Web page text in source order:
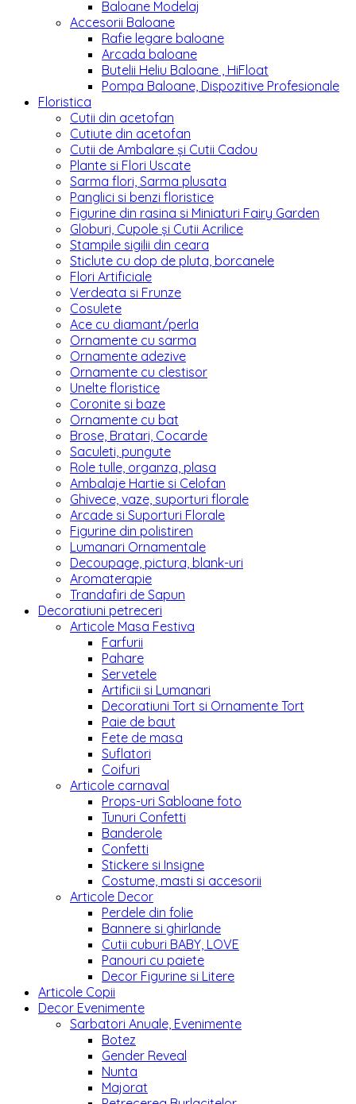
Baloane Modelaj
Accesorii Baloane
Rafie legare baloane
Arcada baloane
Butelii Heliu Baloane , HiFloat
Pompa Baloane, Dispozitive Profesionale
Floristica
Cutii din acetofan
Cutiute din acetofan
Cutii de Ambalare și Cutii Cadou
Plante si Flori Uscate
Sarma flori, Sarma plusata
Panglici si benzi floristice
Figurine din rasina si Miniaturi Fairy Garden
Globuri, Cupole și Cutii Acrilice
Stampile sigilii din ceara
Sticlute cu dop de pluta, borcanele
Flori Artificiale
Verdeata si Frunze
Cosulete
Ace cu diamant/perla
Ornamente cu sarma
Ornamente adezive
Ornamente cu clestisor
Unelte floristice
Coronite si baze
Ornamente cu bat
Brose, Bratari, Cocarde
Saculeti, pungute
Role tulle, organza, plasa
Ambalaje Hartie si Celofan
Ghivece, vaze, suporturi florale
Arcade si Suporturi Florale
Figurine din polistiren
Lumanari Ornamentale
Decoupage, pictura, blank-uri
Aromaterapie
Trandafiri de Sapun
Decoratiuni petreceri
Articole Masa Festiva
Farfurii
Pahare
Servetele
Artificii si Lumanari
Decoratiuni Tort si Ornamente Tort
Paie de baut
Fete de masa
Suflatori
Coifuri
Articole carnaval
Props-uri Sabloane foto
Tunuri Confetti
Banderole
Confetti
Stickere si Insigne
Costume, masti si accesorii
Articole Decor
Perdele din folie
Bannere si ghirlande
Cutii cuburi BABY, LOVE
Panouri cu paiete
Decor Figurine si Litere
Articole Copii
Decor Evenimente
Sarbatori Anuale, Evenimente
Botez
Gender Reveal
Nunta
Majorat